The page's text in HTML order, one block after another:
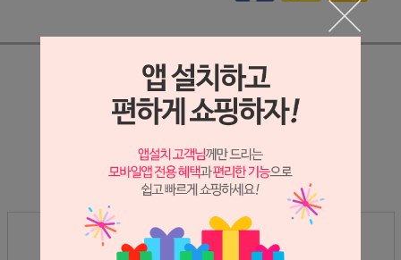
상세정보 새창 열기